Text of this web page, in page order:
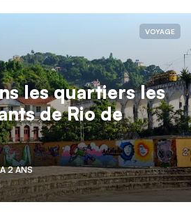
VOYAGE
les quartiers les
de Rio de
2 ANS